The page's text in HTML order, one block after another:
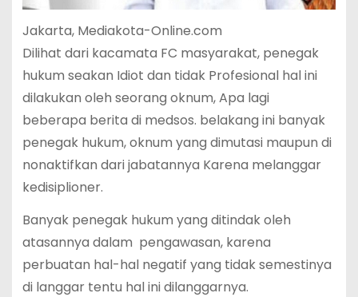
Jakarta, Mediakota-Online.com
Dilihat dari kacamata FC masyarakat, penegak
hukum seakan Idiot dan tidak Profesional hal ini
dilakukan oleh seorang oknum, Apa lagi
beberapa berita di medsos. belakang ini banyak
penegak hukum, oknum yang dimutasi maupun di
nonaktifkan dari jabatannya Karena melanggar
kedisiplioner.
Banyak penegak hukum yang ditindak oleh
atasannya dalam pengawasan, karena
perbuatan hal-hal negatif yang tidak semestinya
di langgar tentu hal ini dilanggarnya.